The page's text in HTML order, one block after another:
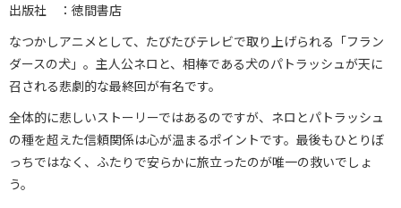
出版社 ：徳間書店
なつかしアニメとして、たびたびテレビで取り上げられる「フラン
ダースの犬」。主人公ネロと、相棒である犬のパトラッシュが天に
召される悲劇的な最終回が有名です。
全体的に悲しいストーリーではあるのですが、ネロとパトラッシュ
の種を超えた信頼関係は心が温まるポイントです。最後もひとりぼ
っちではなく、ふたりで安らかに旅立ったのが唯一の救いでしょ
う。